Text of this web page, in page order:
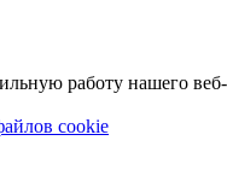
работу нашего веб-
cookie